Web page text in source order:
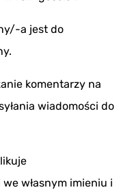
a jest do
komentarzy na
wiadomości do
własnym imieniu i